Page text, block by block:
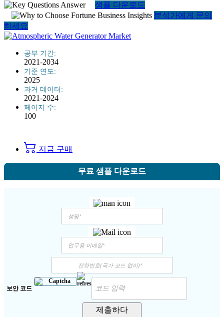
샘플 다운로드
분석가에게 문의
하세요
공부 기간:
2021-2034
기준 연도:
2025
과거 데이터:
2021-2024
페이지 수:
100
지금 구매
무료 샘플 다운로드
보안 코드
제출하다